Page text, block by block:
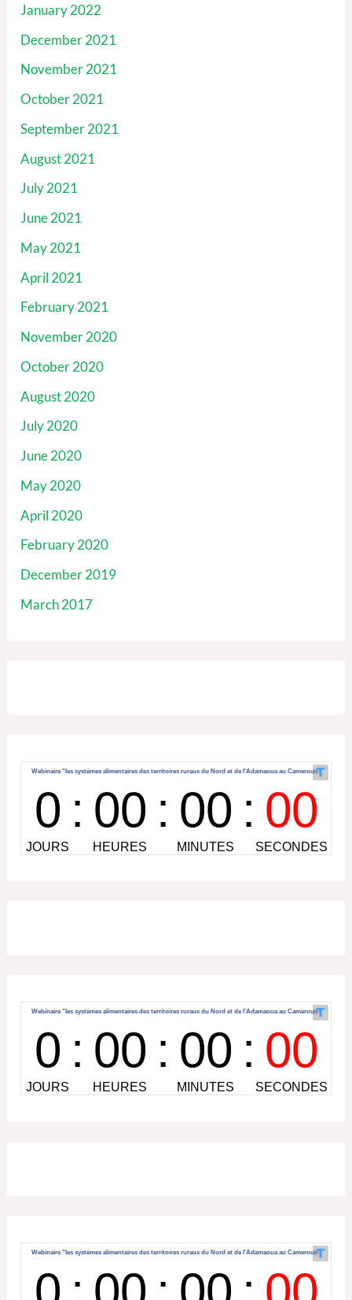
January 2022
December 2021
November 2021
October 2021
September 2021
August 2021
July 2021
June 2021
May 2021
April 2021
February 2021
November 2020
October 2020
August 2020
July 2020
June 2020
May 2020
April 2020
February 2020
December 2019
March 2017